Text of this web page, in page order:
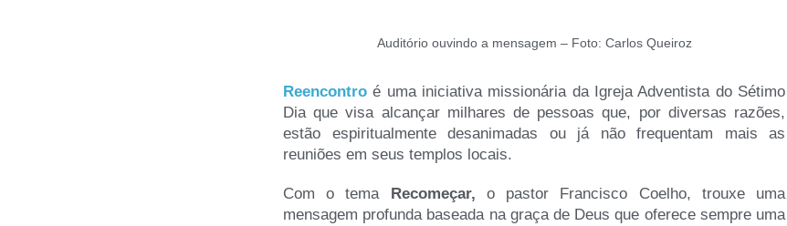
Auditório ouvindo a mensagem – Foto: Carlos Queiroz
Reencontro é uma iniciativa missionária da Igreja Adventista do Sétimo
Dia que visa alcançar milhares de pessoas que, por diversas razões,
estão espiritualmente desanimadas ou já não frequentam mais as
reuniões em seus templos locais.
Com o temaRecomeçar, o pastor Francisco Coelho, trouxe uma
mensagem profunda baseada na graça de Deus que oferece sempre uma